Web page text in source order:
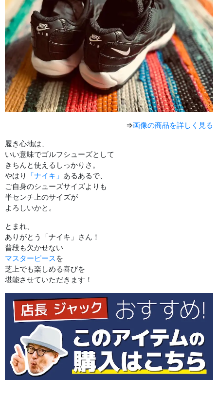
⇒画像の商品を詳しく見る
履き心地は、
いい意味でゴルフシューズとして
きちんと使えるしっかりさ。
やはり
「ナイキ」 あるあるで、
ご自身のシューズサイズよりも
半センチ上のサイズが
よろしいかと。
とまれ、
ありがとう「ナイキ」さん！
普段も欠かせない
マスターピース を
芝上でも楽しめる喜びを
堪能させていただきます！